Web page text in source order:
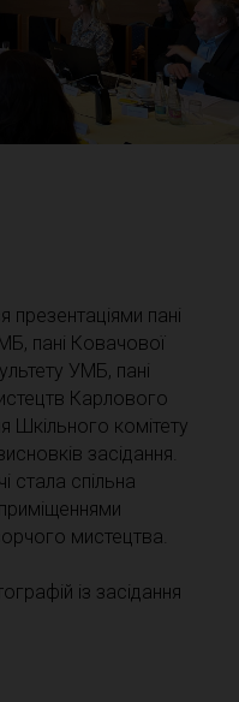
пані
пані Ковачової
УМБ, пані
Карлового
Шкільного комітету
засідання.
стала спільна
мистецтва.
із засідання